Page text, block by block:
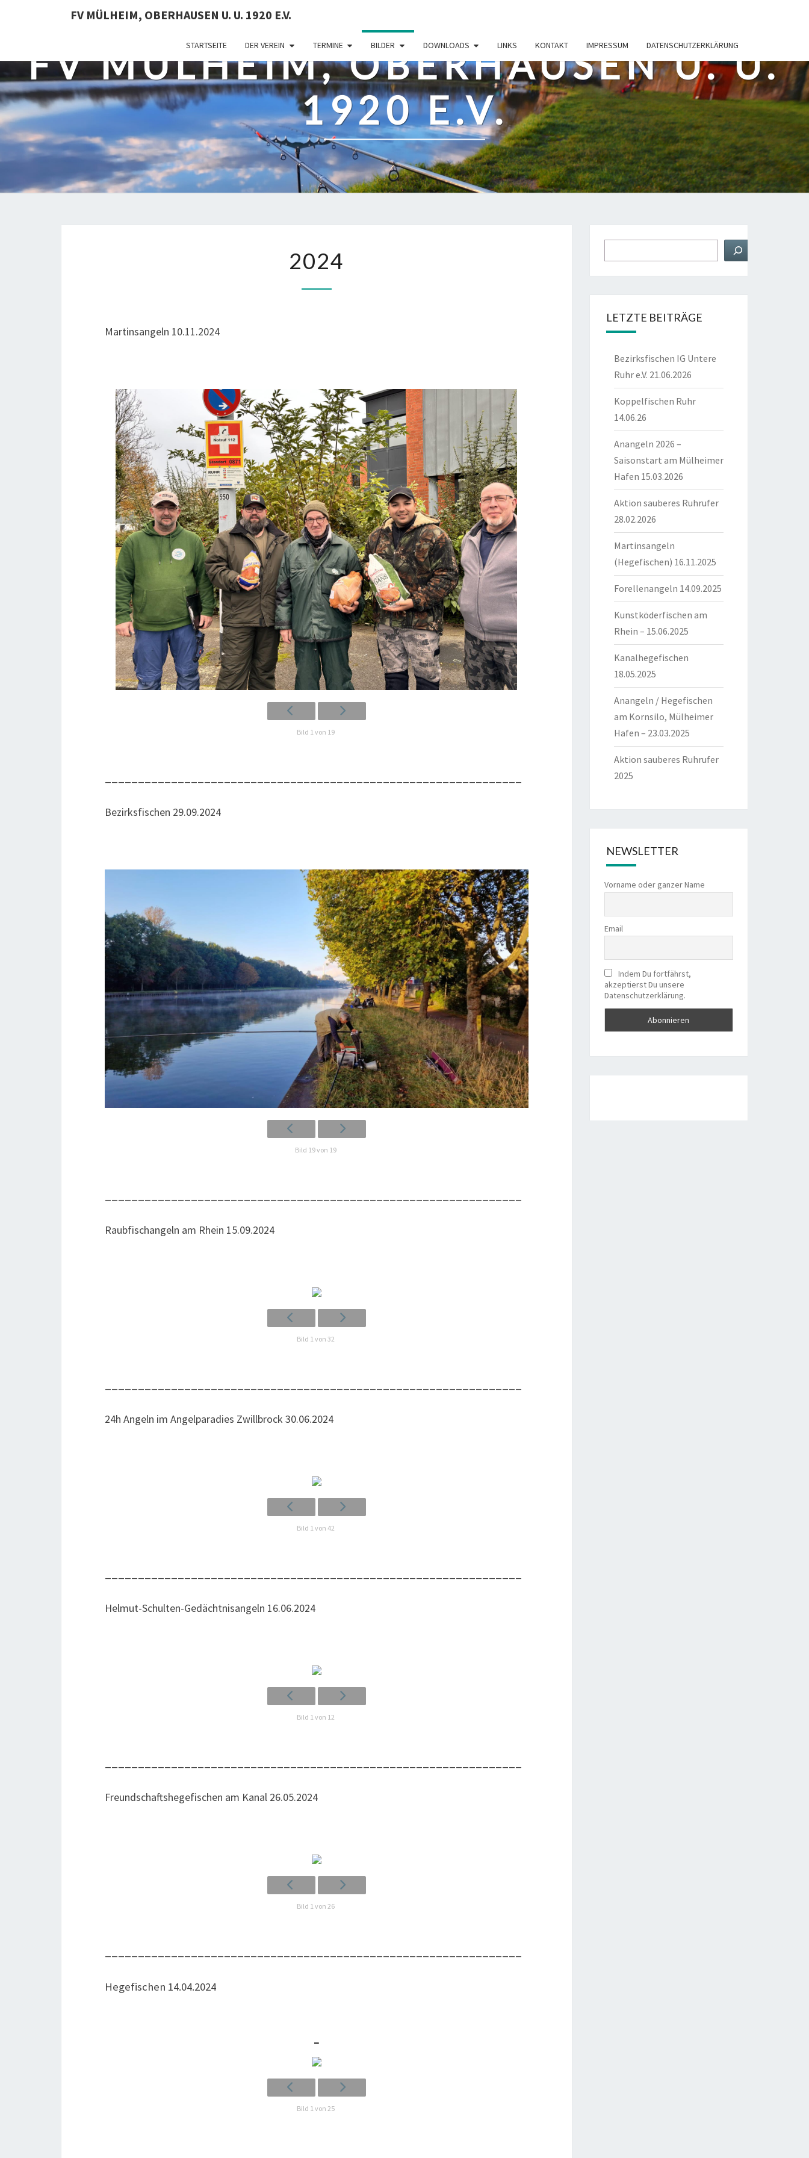
FV MÜLHEIM, OBERHAUSEN U. U. 1920 E.V.
STARTSEITE DER VEREIN TERMINE BILDER DOWNLOADS LINKS KONTAKT IMPRESSUM DATENSCHUTZERKLÄRUNG
FV MÜLHEIM, OBERHAUSEN U. U.
1920 E.V.
2024
Mar­tins­an­geln 10.11.2024
Bild 1 von 19
Bezirks­fi­schen 29.09.2024
Bild 19 von 19
Raub­fisch­an­geln am Rhein 15.09.2024
Bild 1 von 32
24h Angeln im Angel­pa­ra­dies Zwill­b­rock 30.06.2024
Bild 1 von 42
Hel­mut-Schul­ten-Gedächt­nis­an­geln 16.06.2024
Bild 1 von 12
Freund­schafts­he­ge­fi­schen am Kanal 26.05.2024
Bild 1 von 26
Hege­fi­schen 14.04.2024
Bild 1 von 25
LETZTE BEITRÄGE
Bezirksfischen IG Untere
Ruhr e.V. 21.06.2026
Koppelfischen Ruhr
14.06.26
Anangeln 2026 –
Saisonstart am Mülheimer
Hafen 15.03.2026
Aktion sauberes Ruhrufer
28.02.2026
Martinsangeln
(Hegefischen) 16.11.2025
Forellenangeln 14.09.2025
Kunstköderfischen am
Rhein – 15.06.2025
Kanalhegefischen
18.05.2025
Anangeln / Hegefischen
am Kornsilo, Mülheimer
Hafen – 23.03.2025
Aktion sauberes Ruhrufer
2025
NEWSLETTER
Vorname oder ganzer Name
Email
Indem Du fortfährst,
akzeptierst Du unsere
Datenschutzerklärung.